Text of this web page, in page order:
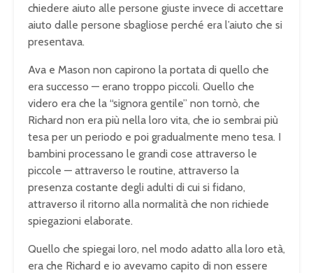
chiedere aiuto alle persone giuste invece di accettare
aiuto dalle persone sbagliose perché era l’aiuto che si
presentava.
Ava e Mason non capirono la portata di quello che
era successo — erano troppo piccoli. Quello che
videro era che la “signora gentile” non tornò, che
Richard non era più nella loro vita, che io sembrai più
tesa per un periodo e poi gradualmente meno tesa. I
bambini processano le grandi cose attraverso le
piccole — attraverso le routine, attraverso la
presenza costante degli adulti di cui si fidano,
attraverso il ritorno alla normalità che non richiede
spiegazioni elaborate.
Quello che spiegai loro, nel modo adatto alla loro età,
era che Richard e io avevamo capito di non essere